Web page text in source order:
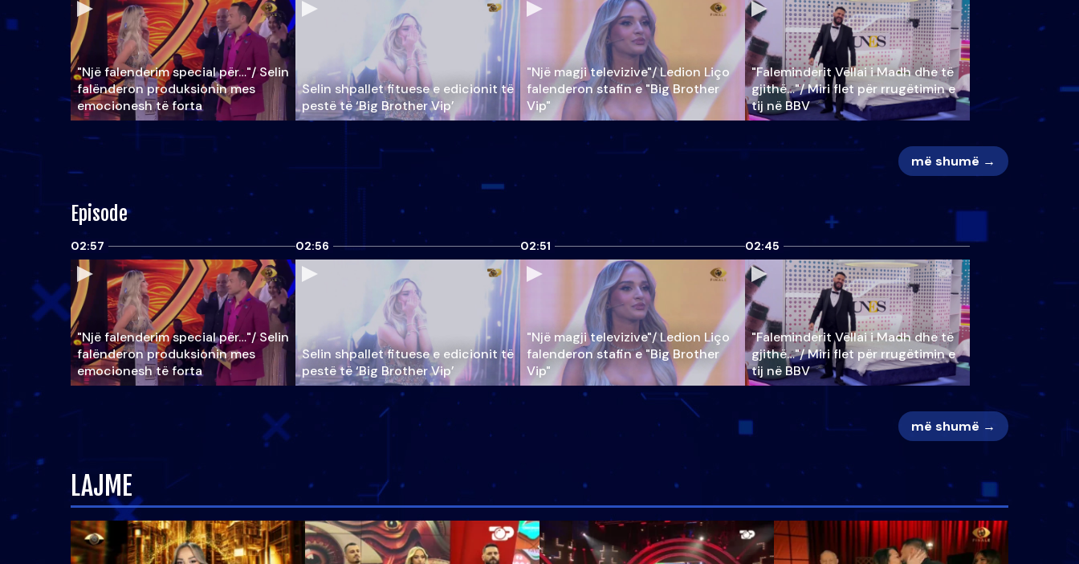
"Një falenderim special për…"/ Selin
falënderon produksionin mes
emocionesh të forta
Selin shpallet fituese e edicionit të
pestë të ‘Big Brother Vip’
"Një magji televizive"/ Ledion Liço
falenderon stafin e "Big Brother
Vip"
"Faleminderit Vëllai i Madh dhe të
gjithë…"/ Miri flet për rrugëtimin e
tij në BBV
më shumë →
Episode
02:57
"Një falenderim special për…"/ Selin
falënderon produksionin mes
emocionesh të forta
02:56
Selin shpallet fituese e edicionit të
pestë të ‘Big Brother Vip’
02:51
"Një magji televizive"/ Ledion Liço
falenderon stafin e "Big Brother
Vip"
02:45
"Faleminderit Vëllai i Madh dhe të
gjithë…"/ Miri flet për rrugëtimin e
tij në BBV
më shumë →
LAJME